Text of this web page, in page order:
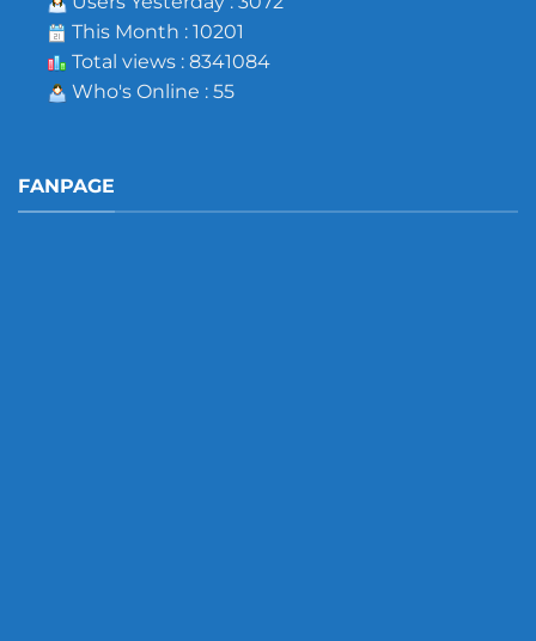
This Month : 10201
Total views : 8341084
Who's Online : 55
FANPAGE